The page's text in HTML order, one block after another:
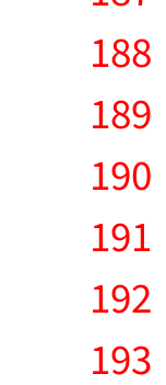
188
189
190
191
192
193